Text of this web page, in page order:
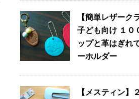
【簡単レザーク
子ども向け １０
ップと革はぎれ
ーホルダー
【メスティン】